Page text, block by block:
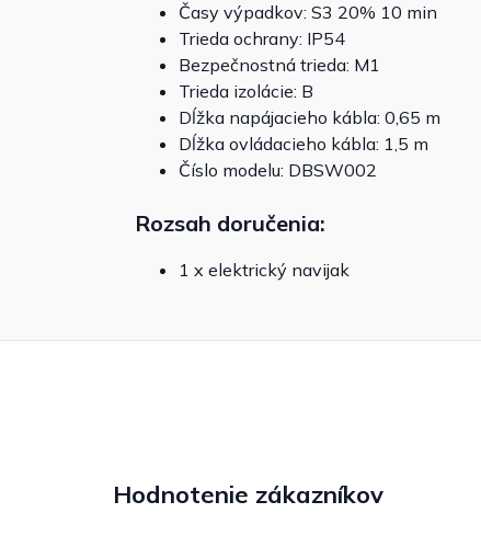
Časy výpadkov: S3 20% 10 min
Trieda ochrany: IP54
Bezpečnostná trieda: M1
Trieda izolácie: B
Dĺžka napájacieho kábla: 0,65 m
Dĺžka ovládacieho kábla: 1,5 m
Číslo modelu: DBSW002
Rozsah doručenia:
1 x elektrický navijak
Hodnotenie zákazníkov